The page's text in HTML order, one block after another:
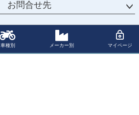
車種別 メーカー別 マイページ
お問合せ先
カテゴリー
マイページ